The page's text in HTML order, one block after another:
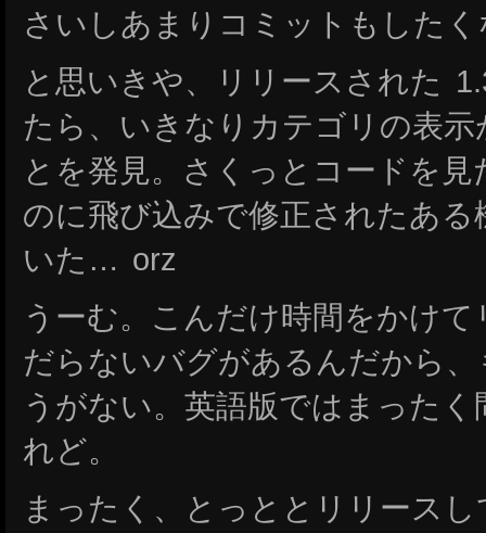
さいしあまりコミットもした
と思いきや、リリースされた
たら、いきなりカテゴリの表
とを発見。さくっとコードを
のに飛び込みで修正されたあ
いた… orz
うーむ。こんだけ時間をかけ
だらないバグがあるんだから
うがない。英語版ではまった
れど。
まったく、とっととリリース